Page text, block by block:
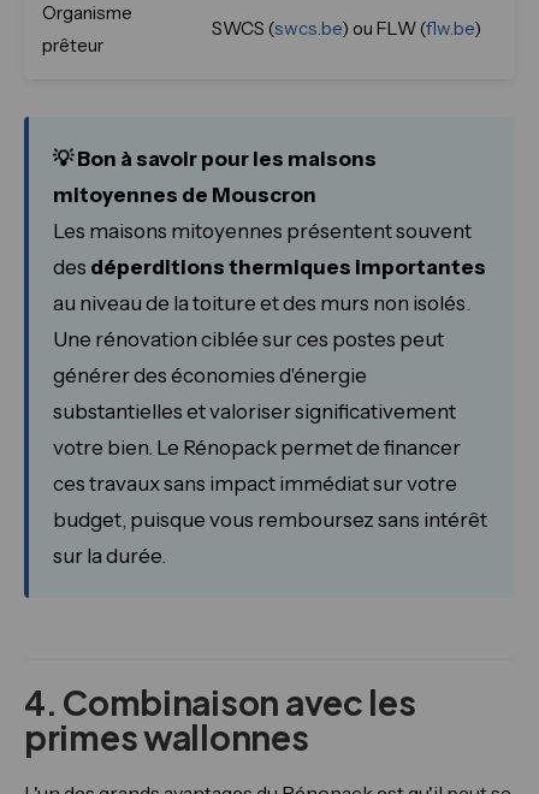
Organisme
prêteur
SWCS (swcs.be) ou FLW (flw.be)
💡 Bon à savoir pour les maisons
mitoyennes de Mouscron
Les maisons mitoyennes présentent souvent
des déperditions thermiques importantes
au niveau de la toiture et des murs non isolés.
Une rénovation ciblée sur ces postes peut
générer des économies d'énergie
substantielles et valoriser significativement
votre bien. Le Rénopack permet de financer
ces travaux sans impact immédiat sur votre
budget, puisque vous remboursez sans intérêt
sur la durée.
4. Combinaison avec les
primes wallonnes